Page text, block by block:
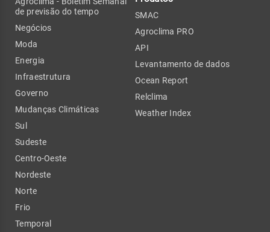
de previsão do tempo
Negócios
Moda
Energia
Infraestrutura
Governo
Mudanças Climáticas
Sul
Sudeste
Centro-Oeste
Nordeste
Norte
Frio
Temporal
SMAC
Agroclima PRO
API
Levantamento de dados
Ocean Report
Relclima
Weather Index